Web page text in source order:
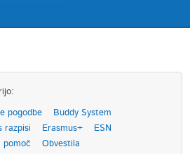
pogodbe
Buddy System
razpisi Erasmus+
ESN
pomoč
Obvestila